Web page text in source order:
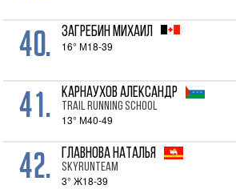
40. ЗАГРЕБИН Михаил
16° М18-39
41. КАРНАУХОВ Александр
TRAIL RUNNING SCHOOL
13° М40-49
42. ГЛАВНОВА Наталья
Skyrunteam
3° Ж18-39